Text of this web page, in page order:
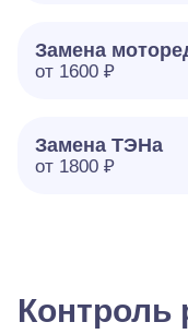
Замена
от 1600 ₽
Замена ТЭНа
от 1800 ₽
Контроль